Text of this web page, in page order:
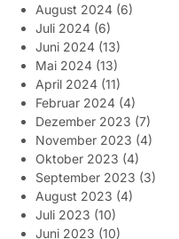
August 2024 (6)
Juli 2024 (6)
Juni 2024 (13)
Mai 2024 (13)
April 2024 (11)
Februar 2024 (4)
Dezember 2023 (7)
November 2023 (4)
Oktober 2023 (4)
September 2023 (3)
August 2023 (4)
Juli 2023 (10)
Juni 2023 (10)